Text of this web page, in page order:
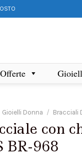
Offerte
Gioielli Donna / Bracciali
con
BR-968